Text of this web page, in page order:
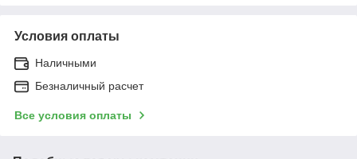
Условия оплаты
Наличными
Безналичный расчет
Все условия оплаты